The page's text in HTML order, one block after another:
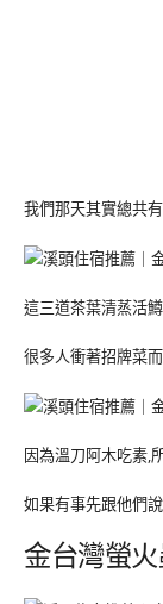
我們那天其實總共
這三道茶葉清蒸活
很多人衝著招牌菜
因為溫刀阿木吃素,
如果有事先跟他們
金台灣螢